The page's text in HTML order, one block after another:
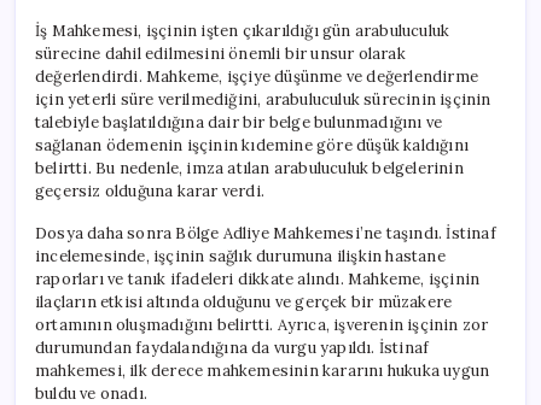
İş Mahkemesi, işçinin işten çıkarıldığı gün arabuluculuk
sürecine dahil edilmesini önemli bir unsur olarak
değerlendirdi. Mahkeme, işçiye düşünme ve değerlendirme
için yeterli süre verilmediğini, arabuluculuk sürecinin işçinin
talebiyle başlatıldığına dair bir belge bulunmadığını ve
sağlanan ödemenin işçinin kıdemine göre düşük kaldığını
belirtti. Bu nedenle, imza atılan arabuluculuk belgelerinin
geçersiz olduğuna karar verdi.
Dosya daha sonra Bölge Adliye Mahkemesi’ne taşındı. İstinaf
incelemesinde, işçinin sağlık durumuna ilişkin hastane
raporları ve tanık ifadeleri dikkate alındı. Mahkeme, işçinin
ilaçların etkisi altında olduğunu ve gerçek bir müzakere
ortamının oluşmadığını belirtti. Ayrıca, işverenin işçinin zor
durumundan faydalandığına da vurgu yapıldı. İstinaf
mahkemesi, ilk derece mahkemesinin kararını hukuka uygun
buldu ve onadı.